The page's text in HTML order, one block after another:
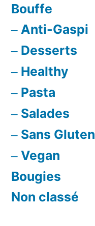
Bouffe
Anti-Gaspi
Desserts
Healthy
Pasta
Salades
Sans Gluten
Vegan
Bougies
Non classé